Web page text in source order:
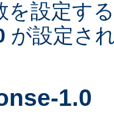
を設定す
が設定さ
1.0